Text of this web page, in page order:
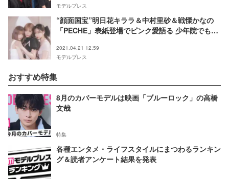
モデルプレス
“顔面国宝”明日花キララ＆中村里砂＆戦慄かなの
「PECHE」表紙登場でピンク愛語る 少年院でも
2021.04.21 12:59
モデルプレス
おすすめ特集
8月のカバーモデルは映画「ブルーロック」の高橋
文哉
特集
各種エンタメ・ライフスタイルにまつわるランキン
グ＆読者アンケート結果を発表